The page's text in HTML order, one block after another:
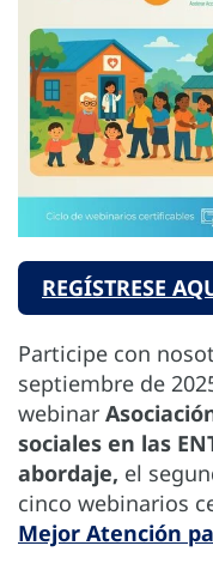
REGÍSTRESE
Participe con
septiembre de
webinar
sociales en las
abordaje, el
cinco webinarios
Mejor Atención